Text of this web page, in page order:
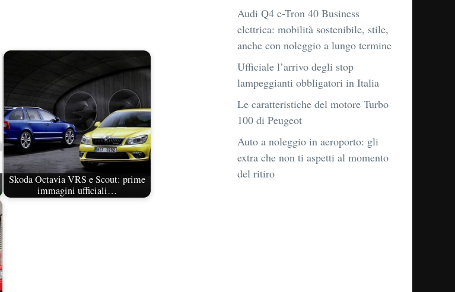
Skoda Octavia VRS e Scout: prime
immagini ufficiali…
Audi Q4 e-Tron 40 Business
elettrica: mobilità sostenibile, stile,
anche con noleggio a lungo termine
Ufficiale l’arrivo degli stop
lampeggianti obbligatori in Italia
Le caratteristiche del motore Turbo
100 di Peugeot
Auto a noleggio in aeroporto: gli
extra che non ti aspetti al momento
del ritiro